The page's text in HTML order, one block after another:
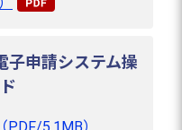
子申請システム操